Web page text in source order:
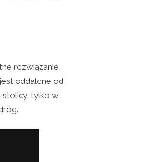
rozwiązanie,
oddalone od
stolicy, tylko w